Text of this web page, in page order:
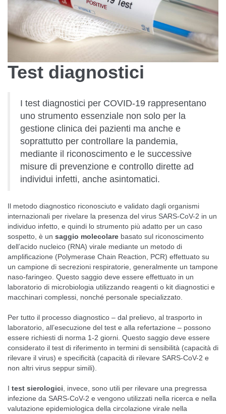
Test diagnostici
I test diagnostici per COVID-19 rappresentano
uno strumento essenziale non solo per la
gestione clinica dei pazienti ma anche e
soprattutto per controllare la pandemia,
mediante il riconoscimento e le successive
misure di prevenzione e controllo dirette ad
individui infetti, anche asintomatici.
Il metodo diagnostico riconosciuto e validato dagli organismi
internazionali per rivelare la presenza del virus SARS-CoV-2 in un
individuo infetto, e quindi lo strumento più adatto per un caso
sospetto, è un saggio molecolare basato sul riconoscimento
dell’acido nucleico (RNA) virale mediante un metodo di
amplificazione (Polymerase Chain Reaction, PCR) effettuato su
un campione di secrezioni respiratorie, generalmente un tampone
naso-faringeo. Questo saggio deve essere effettuato in un
laboratorio di microbiologia utilizzando reagenti o kit diagnostici e
macchinari complessi, nonché personale specializzato.
Per tutto il processo diagnostico – dal prelievo, al trasporto in
laboratorio, all’esecuzione del test e alla refertazione – possono
essere richiesti di norma 1-2 giorni. Questo saggio deve essere
considerato il test di riferimento in termini di sensibilità (capacità di
rilevare il virus) e specificità (capacità di rilevare SARS-CoV-2 e
non altri virus seppur simili).
I test sierologici, invece, sono utili per rilevare una pregressa
infezione da SARS-CoV-2 e vengono utilizzati nella ricerca e nella
valutazione epidemiologica della circolazione virale nella